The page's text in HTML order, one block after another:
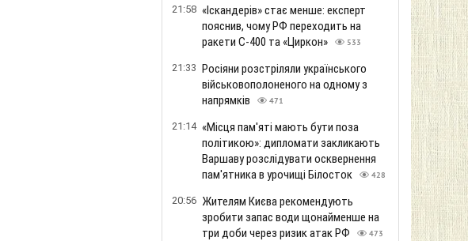
21:58 «Іскандерів» стає менше: експерт
пояснив, чому РФ переходить на
ракети С-400 та «Циркон»
533
21:33 Росіяни розстріляли українського
військовополоненого на одному з
напрямків
471
21:14 «Місця пам'яті мають бути поза
політикою»: дипломати закликають
Варшаву розслідувати осквернення
пам'ятника в урочищі Білосток
428
20:56 Жителям Києва рекомендують
зробити запас води щонайменше на
три доби через ризик атак РФ
473